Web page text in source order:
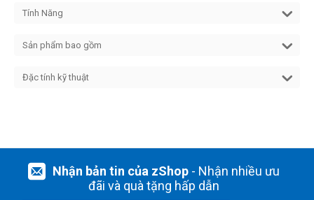
Tính Năng
Sản phẩm bao gồm
Đặc tính kỹ thuật
Nhận bản tin của zShop- Nhận nhiều ưu
đãi và quà tặng hấp dẫn